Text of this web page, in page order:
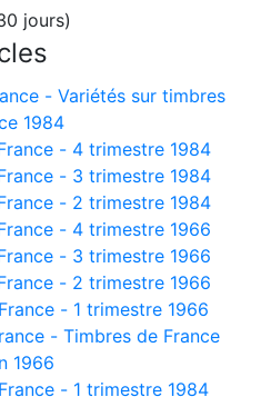
jours)
Variétés sur timbres
1984
- 4 trimestre 1984
- 3 trimestre 1984
- 2 trimestre 1984
- 4 trimestre 1966
- 3 trimestre 1966
- 2 trimestre 1966
- 1 trimestre 1966
- Timbres de France
1966
- 1 trimestre 1984